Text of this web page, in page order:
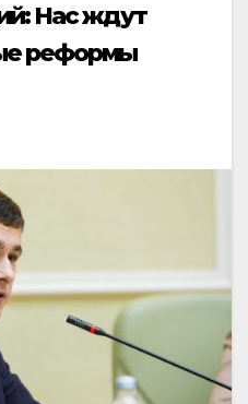
Нас ждут
реформы